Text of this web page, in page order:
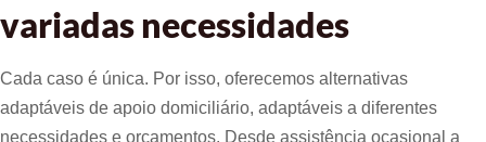
variadas necessidades
Cada caso é única. Por isso, oferecemos alternativas
adaptáveis de apoio domiciliário, adaptáveis a diferentes
necessidades e orçamentos. Desde assistência ocasional a